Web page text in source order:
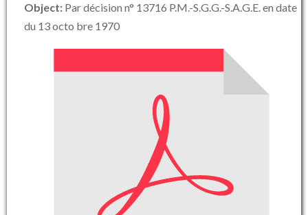
Object: Par décision n° 13716 P.M.-S.G.G.-S.A.G.E. en date
du 13 octo bre 1970